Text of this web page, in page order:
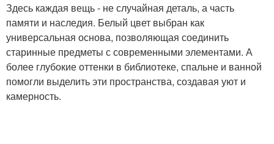
Здесь каждая вещь - не случайная деталь, а часть
памяти и наследия. Белый цвет выбран как
универсальная основа, позволяющая соединить
старинные предметы с современными элементами. А
более глубокие оттенки в библиотеке, спальне и ванной
помогли выделить эти пространства, создавая уют и
камерность.